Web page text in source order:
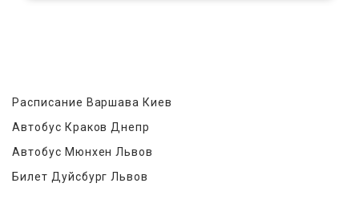
Расписание Варшава Киев
Автобус Краков Днепр
Автобус Мюнхен Львов
Билет Дуйсбург Львов